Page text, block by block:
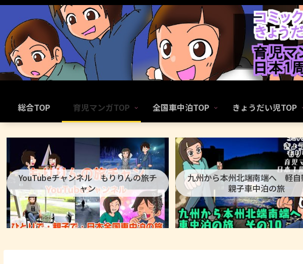
総合TOP 育児マンガTOP 全国車中泊TOP きょうだい児TOP
YouTubeチャンネル もりりんの旅チ
ャン
九州から本州北端南端へ 軽自
親子車中泊の旅